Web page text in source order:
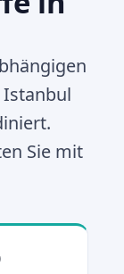
Sie mit